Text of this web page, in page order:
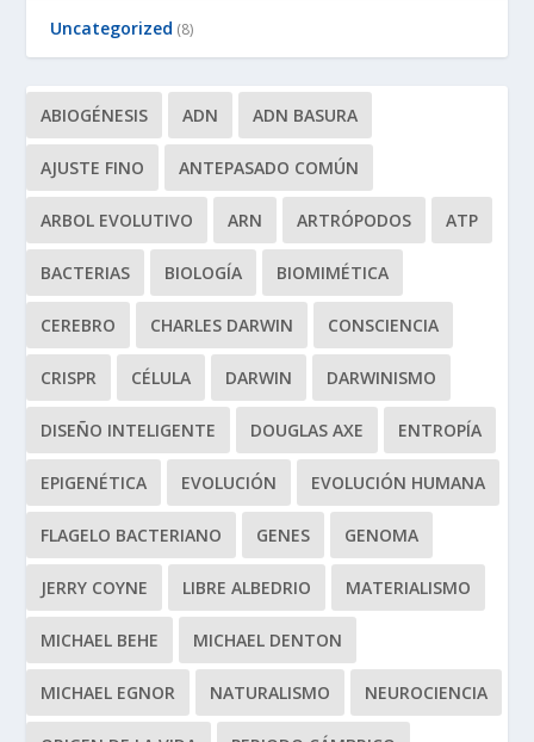
Uncategorized (8)
ABIOGÉNESIS ADN ADN BASURA
AJUSTE FINO ANTEPASADO COMÚN
ARBOL EVOLUTIVO ARN ARTRÓPODOS ATP
BACTERIAS BIOLOGÍA BIOMIMÉTICA
CEREBRO CHARLES DARWIN CONSCIENCIA
CRISPR CÉLULA DARWIN DARWINISMO
DISEÑO INTELIGENTE DOUGLAS AXE ENTROPÍA
EPIGENÉTICA EVOLUCIÓN EVOLUCIÓN HUMANA
FLAGELO BACTERIANO GENES GENOMA
JERRY COYNE LIBRE ALBEDRIO MATERIALISMO
MICHAEL BEHE MICHAEL DENTON
MICHAEL EGNOR NATURALISMO NEUROCIENCIA